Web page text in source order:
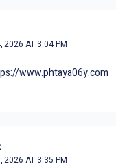
2026 AT 3:04 PM
www.phtaya06y.com
2026 AT 3:35 PM